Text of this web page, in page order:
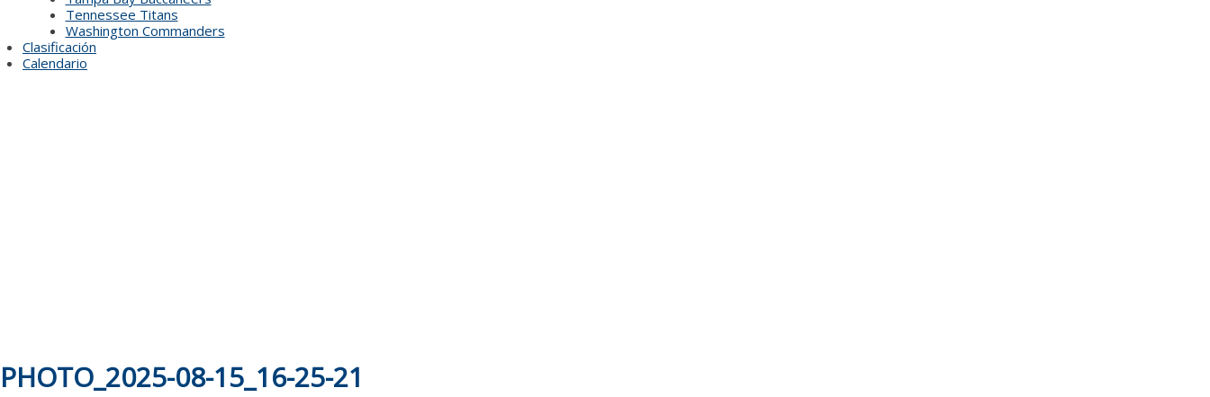
Tennessee Titans
Washington Commanders
Clasificación
Calendario
PHOTO_2025-08-15_16-25-21